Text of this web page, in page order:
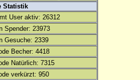
Statistik
User aktiv: 26312
Spender: 23973
Gesuche: 2339
Becher: 4418
Natürlich: 7315
verkürzt: 950